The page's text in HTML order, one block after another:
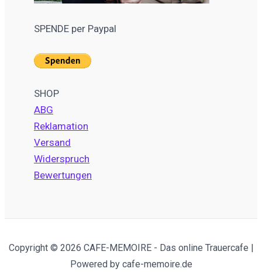
SPENDE per Paypal
SHOP
ABG
Reklamation
Versand
Widerspruch
Bewertungen
Copyright © 2026 CAFE-MEMOIRE - Das online Trauercafe |
Powered by cafe-memoire.de